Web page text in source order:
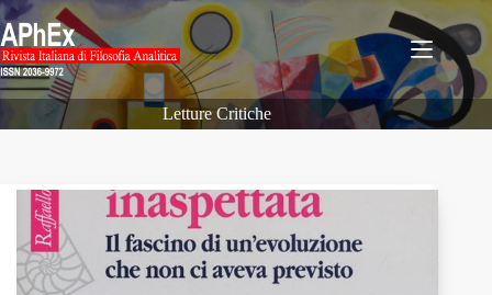
Salta
al
contenuto
Letture Critiche